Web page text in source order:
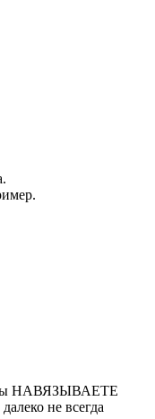
Вы НАВЯЗЫВАЕТЕ
не всегда